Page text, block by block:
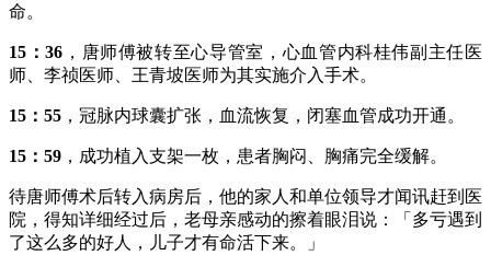
命。
15：36 ，唐师傅被转至心导管室，心血管内科桂伟副主任医
师、李祯医师、王青坡医师为其实施介入手术。
15：55 ，冠脉内球囊扩张，血流恢复，闭塞血管成功开通。
15：59 ，成功植入支架一枚，患者胸闷、胸痛完全缓解。
待唐师傅术后转入病房后，他的家人和单位领导才闻讯赶到医
院，得知详细经过后，老母亲感动的擦着眼泪说：「多亏遇到
了这么多的好人，儿子才有命活下来。」